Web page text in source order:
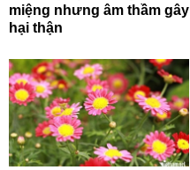
miệng nhưng âm thầm gây
hại thận